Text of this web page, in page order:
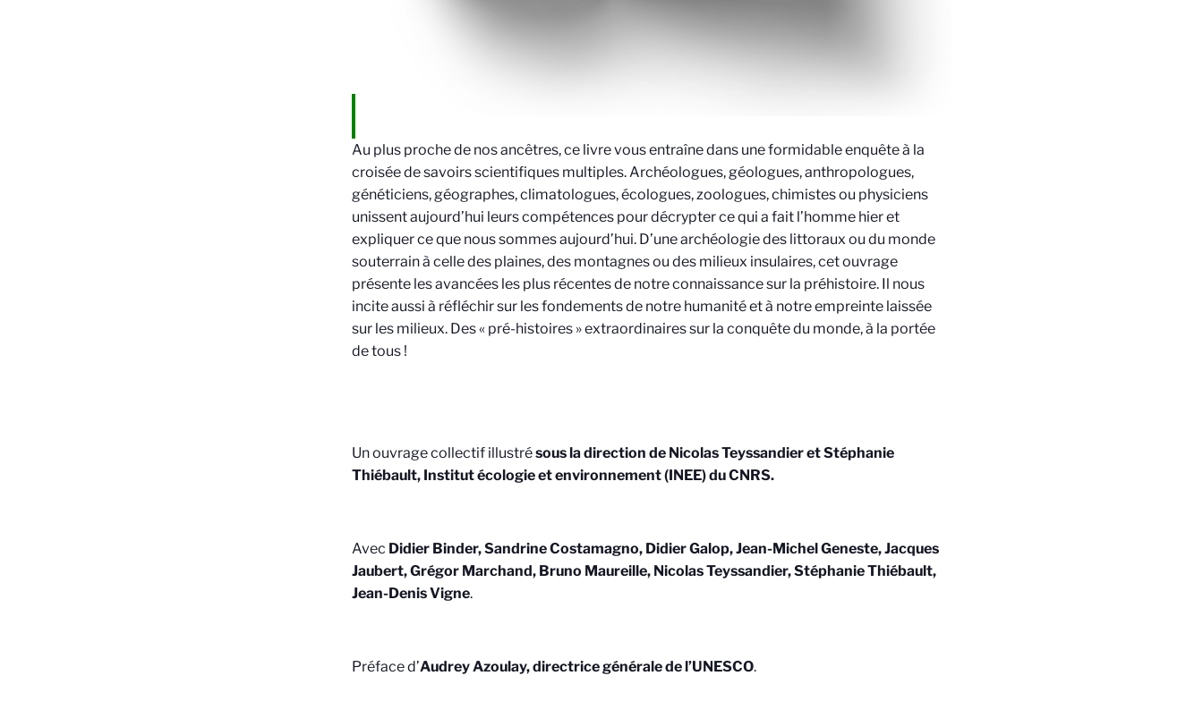
Au plus proche de nos ancêtres, ce livre vous entraîne dans une formidable enquête à la
croisée de savoirs scientifiques multiples. Archéologues, géologues, anthropologues,
généticiens, géographes, climatologues, écologues, zoologues, chimistes ou physiciens
unissent aujourd’hui leurs compétences pour décrypter ce qui a fait l’homme hier et
expliquer ce que nous sommes aujourd’hui. D’une archéologie des littoraux ou du monde
souterrain à celle des plaines, des montagnes ou des milieux insulaires, cet ouvrage
présente les avancées les plus récentes de notre connaissance sur la préhistoire. Il nous
incite aussi à réfléchir sur les fondements de notre humanité et à notre empreinte laissée
sur les milieux. Des « pré-histoires » extraordinaires sur la conquête du monde, à la portée
de tous !
Un ouvrage collectif illustrésous la direction de Nicolas Teyssandier et Stéphanie
Thiébault, Institut écologie et environnement (INEE) du CNRS.
Avec Didier Binder, Sandrine Costamagno, Didier Galop, Jean-Michel Geneste, Jacques
Jaubert, Grégor Marchand, Bruno Maureille, Nicolas Teyssandier, Stéphanie Thiébault,
Jean-Denis Vigne.
Préface d’Audrey Azoulay, directrice générale de l’UNESCO.